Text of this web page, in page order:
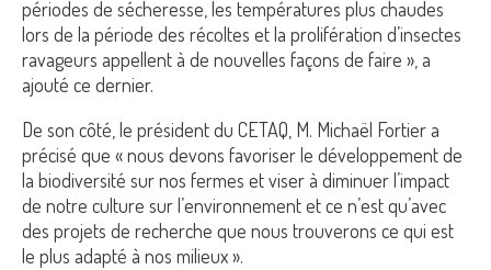
périodes de sécheresse, les températures plus chaudes
lors de la période des récoltes et la prolifération d’insectes
ravageurs appellent à de nouvelles façons de faire », a
ajouté ce dernier.
De son côté, le président du CETAQ, M. Michaël Fortier a
précisé que « nous devons favoriser le développement de
la biodiversité sur nos fermes et viser à diminuer l’impact
de notre culture sur l’environnement et ce n’est qu’avec
des projets de recherche que nous trouverons ce qui est
le plus adapté à nos milieux ».